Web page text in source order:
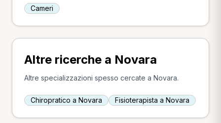
Cameri
Altre ricerche a Novara
Altre specializzazioni spesso cercate a Novara.
Chiropratico a Novara Fisioterapista a Novara